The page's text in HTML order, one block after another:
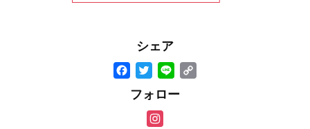
シェア
F
a
T
wi
tt
Li
n
フォロー